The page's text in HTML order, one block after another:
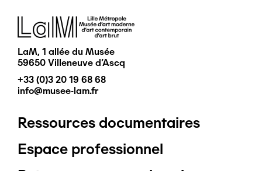
Image
LaM, 1 allée du Musée
59650 Villeneuve d'Ascq
+33 (0)3 20 19 68 68
info@musee-lam.fr
Pied
de
Ressources documentaires
Espace professionnel